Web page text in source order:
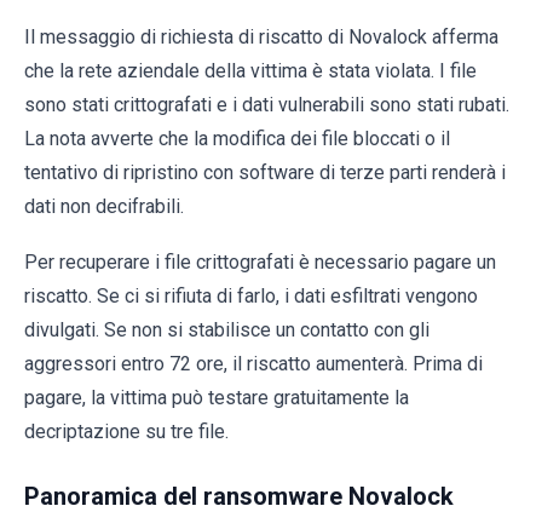
Il messaggio di richiesta di riscatto di Novalock afferma
che la rete aziendale della vittima è stata violata. I file
sono stati crittografati e i dati vulnerabili sono stati rubati.
La nota avverte che la modifica dei file bloccati o il
tentativo di ripristino con software di terze parti renderà i
dati non decifrabili.
Per recuperare i file crittografati è necessario pagare un
riscatto. Se ci si rifiuta di farlo, i dati esfiltrati vengono
divulgati. Se non si stabilisce un contatto con gli
aggressori entro 72 ore, il riscatto aumenterà. Prima di
pagare, la vittima può testare gratuitamente la
decriptazione su tre file.
Panoramica del ransomware Novalock